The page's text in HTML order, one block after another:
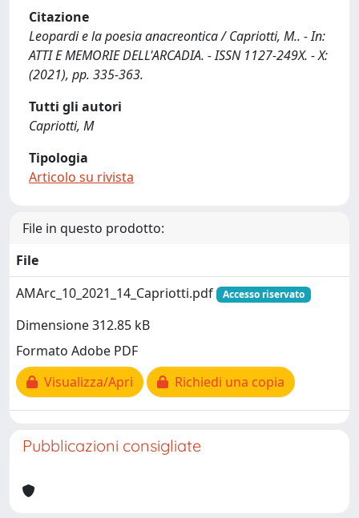
Citazione
Leopardi e la poesia anacreontica / Capriotti, M.. - In:
ATTI E MEMORIE DELL'ARCADIA. - ISSN 1127-249X. - X:
(2021), pp. 335-363.
Tutti gli autori
Capriotti, M
Tipologia
Articolo su rivista
File in questo prodotto:
File
AMArc_10_2021_14_Capriotti.pdf
Accesso riservato
Dimensione 312.85 kB
Formato Adobe PDF
Visualizza/Apri
Richiedi una copia
Pubblicazioni consigliate